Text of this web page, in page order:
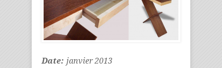
Date: janvier 2013